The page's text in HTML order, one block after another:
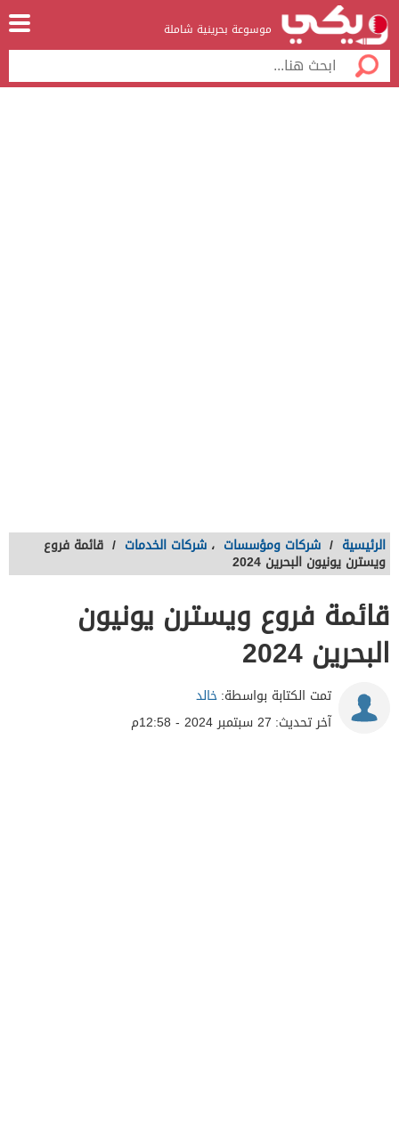
موسوعة بحرينية شاملة
الرئيسية / شركات ومؤسسات ، شركات الخدمات / قائمة فروع
ويسترن يونيون البحرين 2024
قائمة فروع ويسترن يونيون
البحرين 2024
تمت الكتابة بواسطة:خالد
آخر تحديث: 27 سبتمبر 2024 - 12:58م